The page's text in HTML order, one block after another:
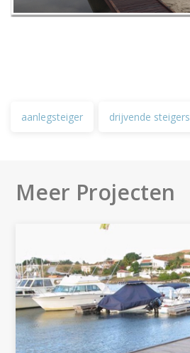
aanlegsteiger drijvende steigers
Meer Projecten